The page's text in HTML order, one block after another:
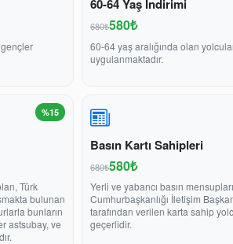
60-64 Yaş İndirimi
680₺580₺
60-64 yaş aralığında olan
uygulanmaktadır.
%15
Türk
bulunan
bunların
astsubay, ve
Basın Kartı Sahipleri
680₺580₺
Yerli ve yabancı basın
Cumhurbaşkanlığı İletişim
tarafından verilen karta sahip
geçerlidir.